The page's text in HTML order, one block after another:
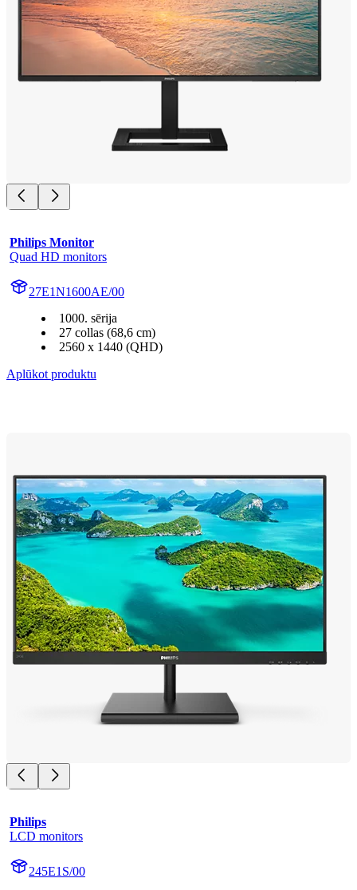
Philips Monitor
Quad HD monitors
27E1N1600AE/00
1000. sērija
27 collas (68,6 cm)
2560 x 1440 (QHD)
Aplūkot produktu
Philips
LCD monitors
245E1S/00